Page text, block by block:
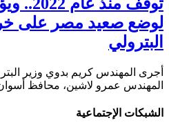
لوضع صعيد مصر على
البترولي
أجرى المهندس كريم بدوي وزير
المهندس عمرو لاشين، محافظ
الشبكات الإجتماعية